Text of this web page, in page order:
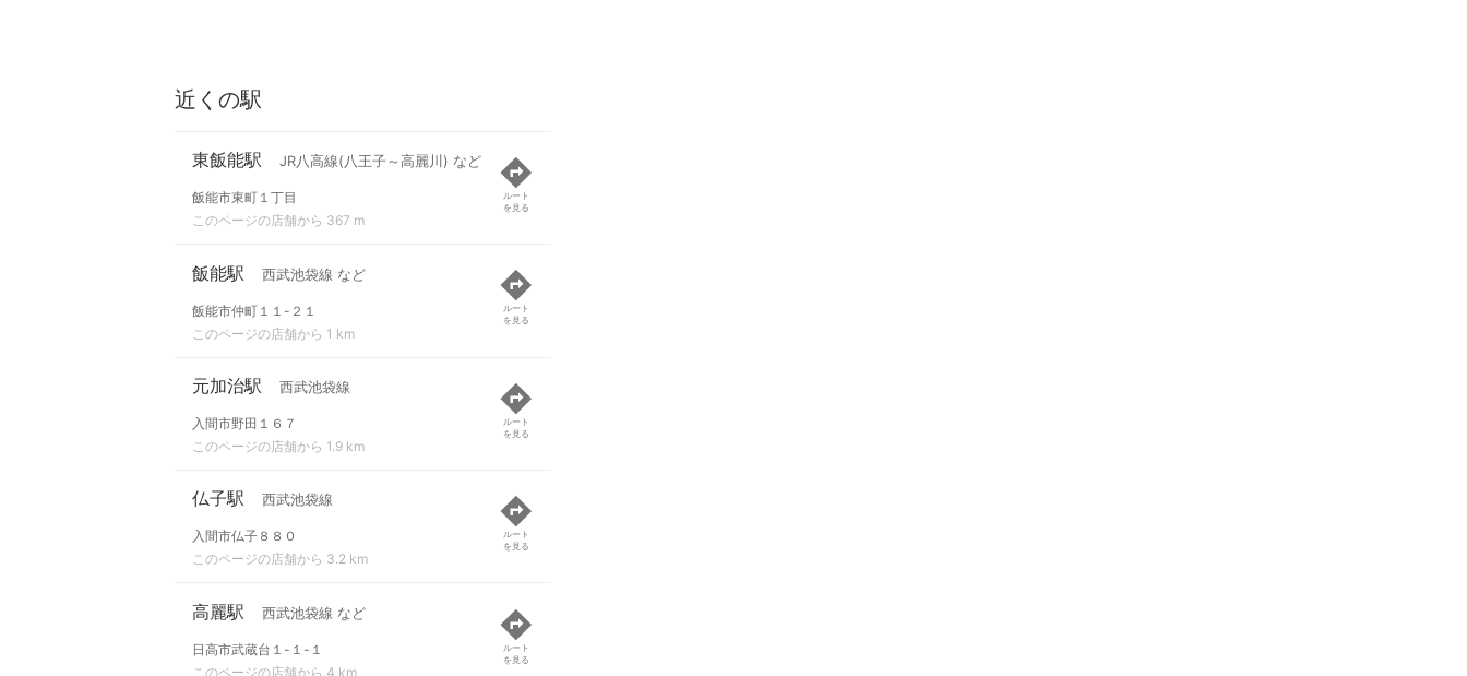
近くの駅
東飯能駅 JR八高線(八王子～高麗川) など
飯能市東町１丁目
このページの店舗から 367 m
ルート
を見る
飯能駅 西武池袋線 など
飯能市仲町１１-２１
このページの店舗から 1 km
ルート
を見る
元加治駅 西武池袋線
入間市野田１６７
このページの店舗から 1.9 km
ルート
を見る
仏子駅 西武池袋線
入間市仏子８８０
このページの店舗から 3.2 km
ルート
を見る
高麗駅 西武池袋線 など
日高市武蔵台１-１-１
このページの店舗から 4 km
ルート
を見る